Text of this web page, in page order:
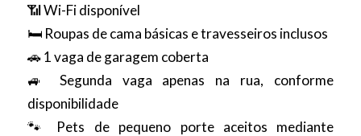
📶 Wi-Fi disponível
🛏️ Roupas de cama básicas e travesseiros inclusos
🚗 1 vaga de garagem coberta
🚙 Segunda vaga apenas na rua, conforme
disponibilidade
🐾 Pets de pequeno porte aceitos mediante